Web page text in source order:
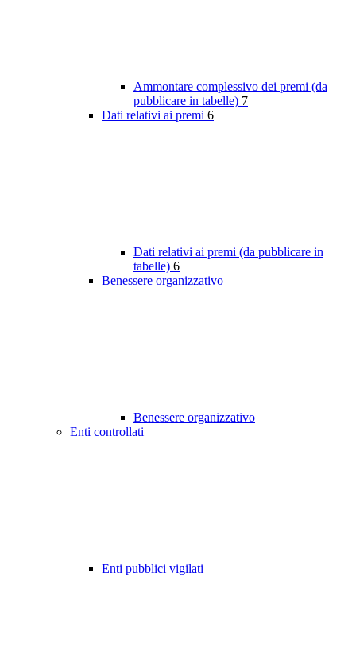
Ammontare complessivo dei premi (da
pubblicare in tabelle) 7
Dati relativi ai premi 6
Dati relativi ai premi (da pubblicare in
tabelle) 6
Benessere organizzativo
Benessere organizzativo
Enti controllati
Enti pubblici vigilati